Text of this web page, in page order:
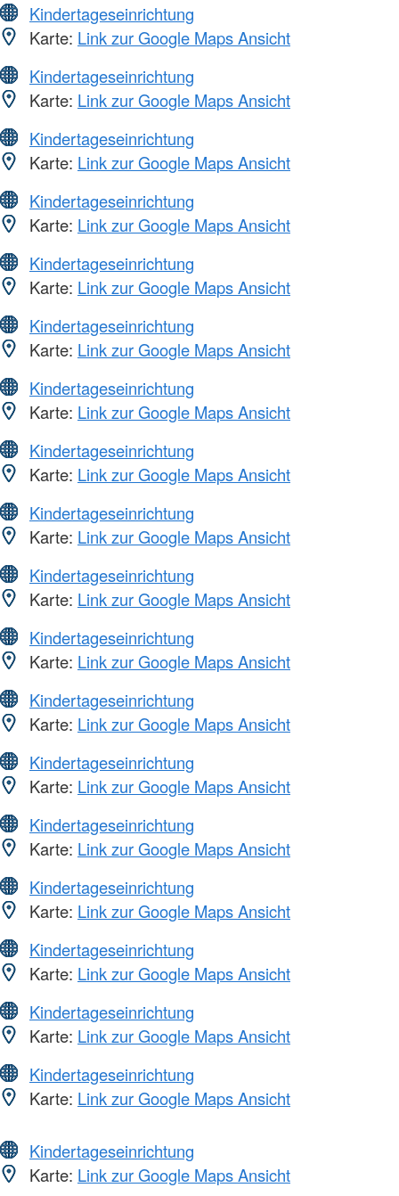
Kindertageseinrichtung
Karte: Link zur Google Maps Ansicht
Kindertageseinrichtung
Karte: Link zur Google Maps Ansicht
Kindertageseinrichtung
Karte: Link zur Google Maps Ansicht
Kindertageseinrichtung
Karte: Link zur Google Maps Ansicht
Kindertageseinrichtung
Karte: Link zur Google Maps Ansicht
Kindertageseinrichtung
Karte: Link zur Google Maps Ansicht
Kindertageseinrichtung
Karte: Link zur Google Maps Ansicht
Kindertageseinrichtung
Karte: Link zur Google Maps Ansicht
Kindertageseinrichtung
Karte: Link zur Google Maps Ansicht
Kindertageseinrichtung
Karte: Link zur Google Maps Ansicht
Kindertageseinrichtung
Karte: Link zur Google Maps Ansicht
Kindertageseinrichtung
Karte: Link zur Google Maps Ansicht
Kindertageseinrichtung
Karte: Link zur Google Maps Ansicht
Kindertageseinrichtung
Karte: Link zur Google Maps Ansicht
Kindertageseinrichtung
Karte: Link zur Google Maps Ansicht
Kindertageseinrichtung
Karte: Link zur Google Maps Ansicht
Kindertageseinrichtung
Karte: Link zur Google Maps Ansicht
Kindertageseinrichtung
Karte: Link zur Google Maps Ansicht
Kindertageseinrichtung
Karte: Link zur Google Maps Ansicht